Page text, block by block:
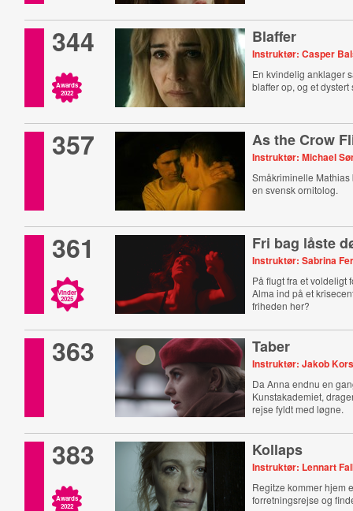
344
Awards
2022
Blaffer
Instruktør: Casper
En kvindelig anklager
blaffer op, og et
357 As the Crow
Instruktør: Michael
Småkriminelle
en svensk ornitolog.
361
Vinder
2025
Fri bag låste
Instruktør: Sabrina
På flugt fra et voldeligt
Alma ind på et
friheden her?
363 Taber
Instruktør: Jakob
Da Anna endnu en
Kunstakademiet,
rejse fyldt med løgne.
383
Awards
2022
Kollaps
Instruktør: Lennart
Regitze kommer hjem
forretningsrejse og